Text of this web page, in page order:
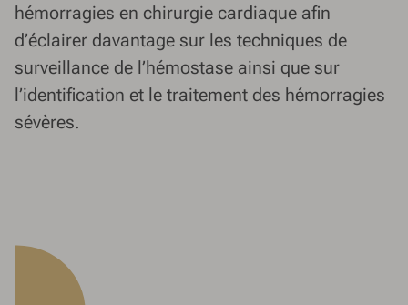
hémorragies en chirurgie cardiaque afin
d’éclairer davantage sur les techniques de
surveillance de l’hémostase ainsi que sur
l’identification et le traitement des hémorragies
sévères.